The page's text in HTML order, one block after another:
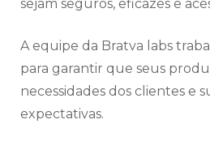
sejam seguros, eficazes e
A equipe da Bratva labs
para garantir que seus
necessidades dos clientes e
expectativas.